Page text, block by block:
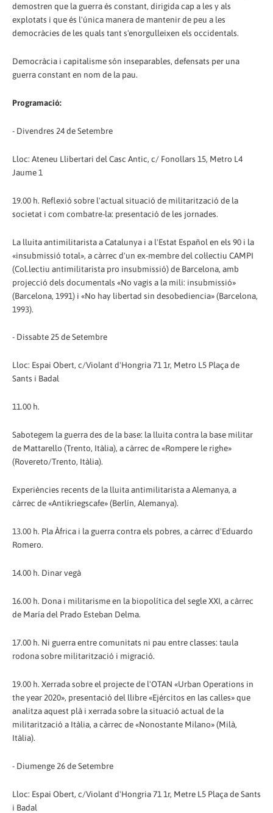
demostren que la guerra és constant, dirigida cap a les y als
explotats i que és l'única manera de mantenir de peu a les
democràcies de les quals tant s'enorgulleixen els occidentals.
Democràcia i capitalisme són inseparables, defensats per una
guerra constant en nom de la pau.
Programació:
- Divendres 24 de Setembre
Lloc: Ateneu Llibertari del Casc Antic, c/ Fonollars 15, Metro L4
Jaume 1
19.00 h. Reflexió sobre l'actual situació de militarització de la
societat i com combatre-la: presentació de les jornades.
La lluita antimilitarista a Catalunya i a l'Estat Español en els 90 i la
«insubmissió total», a càrrec d'un ex-membre del col·lectiu CAMPI
(Col.lectiu antimilitarista pro insubmissió) de Barcelona, amb
projecció dels documentals «No vagis a la mili: insubmissió»
(Barcelona, 1991) i «No hay libertad sin desobediencia» (Barcelona,
1993).
- Dissabte 25 de Setembre
Lloc: Espai Obert, c/Violant d'Hongria 71 1r, Metro L5 Plaça de
Sants i Badal
11.00 h.
Sabotegem la guerra des de la base: la lluita contra la base militar
de Mattarello (Trento, Itàlia), a càrrec de «Rompere le righe»
(Rovereto/Trento, Itàlia).
Experiències recents de la lluita antimilitarista a Alemanya, a
càrrec de «Antikriegscafe» (Berlín, Alemanya).
13.00 h. Pla Àfrica i la guerra contra els pobres, a càrrec d'Eduardo
Romero.
14.00 h. Dinar vegà
16.00 h. Dona i militarisme en la biopolítica del segle XXI, a càrrec
de María del Prado Esteban Delma.
17.00 h. Ni guerra entre comunitats ni pau entre classes: taula
rodona sobre militarització i migració.
19.00 h. Xerrada sobre el projecte de l'OTAN «Urban Operations in
the year 2020», presentació del llibre «Ejércitos en las calles» que
analitza aquest plà i xerrada sobre la situació actual de la
militarització a Itàlia, a càrrec de «Nonostante Milano» (Milà,
Itàlia).
- Diumenge 26 de Setembre
Lloc: Espai Obert, c/Violant d'Hongria 71 1r, Metre L5 Plaça de Sants
i Badal